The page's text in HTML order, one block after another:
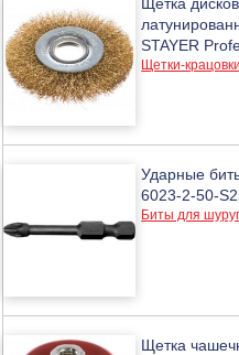
STAYER
Щетки-крацовки
Ударные
6023-2-50-
Биты для
Щетка